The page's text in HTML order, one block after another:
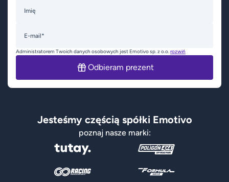
Imię
E-mail*
Administratorem Twoich danych osobowych jest Emotivo sp. z o.o.rozwiń
Odbieram prezent
Jesteśmy częścią spółki Emotivo
poznaj nasze marki: